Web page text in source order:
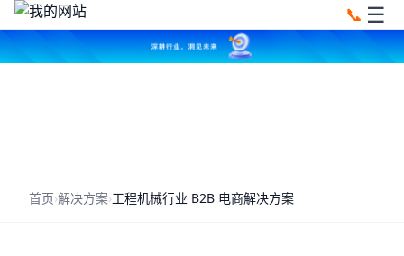
📞 ☰
首页›解决方案›工程机械行业 B2B 电商解决方案